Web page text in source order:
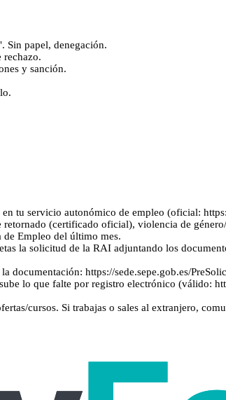
Sin papel, denegación.
rechazo.
y sanción.
tu servicio autonómico de empleo (oficial:
(certificado oficial), violencia de
Empleo del último mes.
la solicitud de la RAI adjuntando los
documentación: https://sede.sepe.gob.es/
lo que falte por registro electrónico (válido:
cursos. Si trabajas o sales al extranjero,